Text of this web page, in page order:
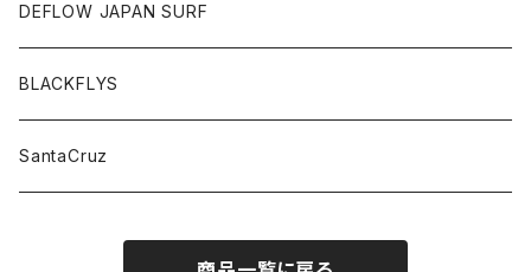
DEFLOW JAPAN SURF
BLACKFLYS
SantaCruz